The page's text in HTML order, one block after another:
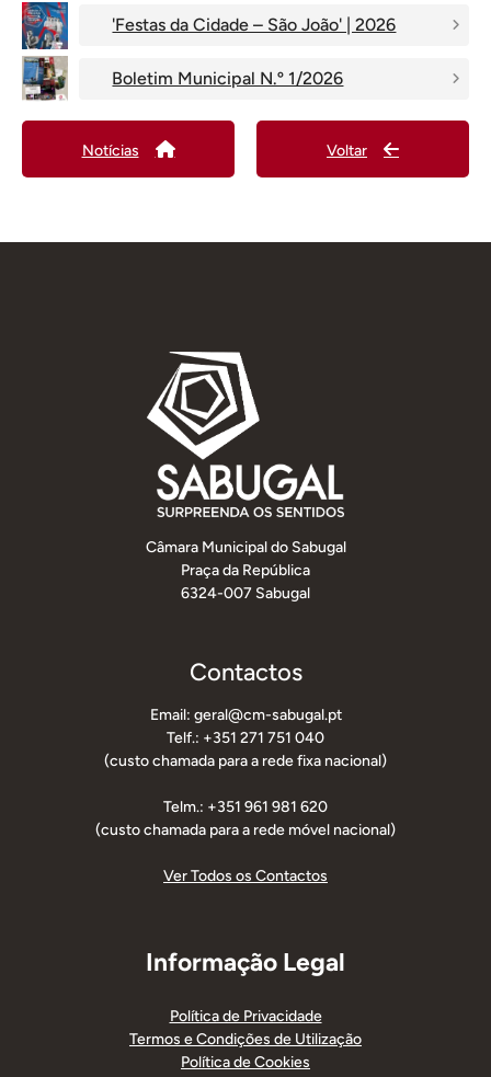
'Festas da Cidade – São João' | 2026
Boletim Municipal N.º 1/2026
Notícias Voltar
Câmara Municipal do Sabugal
Praça da República
6324-007 Sabugal
Contactos
Email: geral@cm-sabugal.pt
Telf.: +351 271 751 040
(custo chamada para a rede fixa nacional)
Telm.: +351 961 981 620
(custo chamada para a rede móvel nacional)
Ver Todos os Contactos
Informação Legal
Política de Privacidade
Termos e Condições de Utilização
Política de Cookies